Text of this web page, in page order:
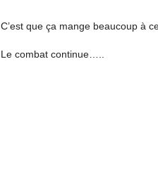
C’est que ça mange beaucoup à
Le combat continue…..